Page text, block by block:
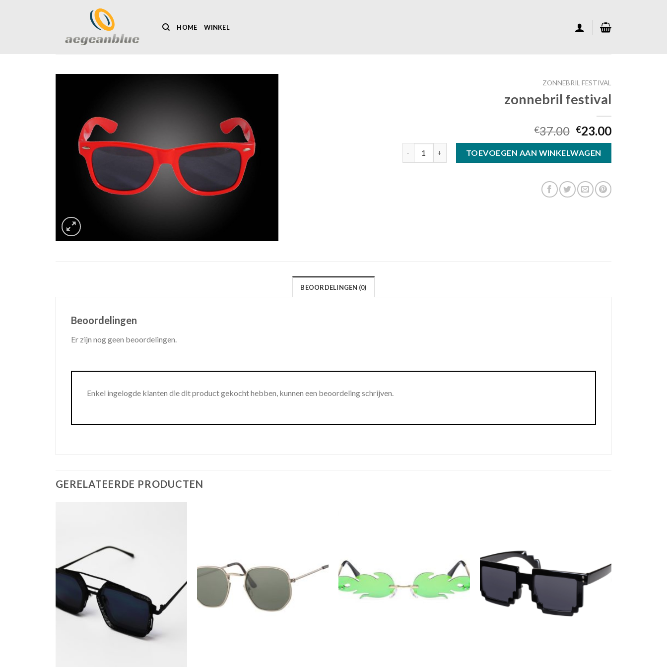
HOME WINKEL
ZONNEBRIL FESTIVAL
zonnebril festival
€37.00 €23.00
TOEVOEGEN AAN WINKELWAGEN
BEOORDELINGEN (0)
Beoordelingen
Er zijn nog geen beoordelingen.
Enkel ingelogde klanten die dit product gekocht hebben, kunnen een beoordeling schrijven.
GERELATEERDE PRODUCTEN